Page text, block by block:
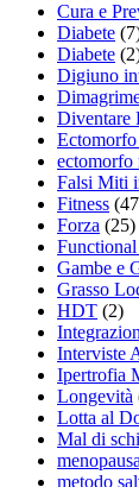
Cura e
Diabete
Diabete
Digiuno
Diventare
ectomorfo
Falsi Miti
Fitness
Forza (25)
Gambe e
Grasso
HDT (2)
Interviste
Ipertrofia
Longevità
Lotta al
Mal di
metodo